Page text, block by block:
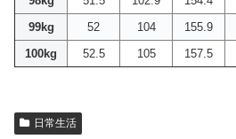
99kg
52 104 155.9
100kg
52.5 105 157.5
日常生活